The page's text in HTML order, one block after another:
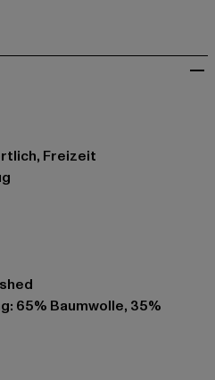
Freizeit
65% Baumwolle, 35%